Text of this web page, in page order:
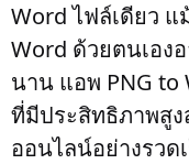
Word ไฟล์เดียว แ
Word ด้วยตนเอง
นาน แอพ PNG to
ที่มีประสิทธิภาพสูง
ออนไลน์อย่างรวด